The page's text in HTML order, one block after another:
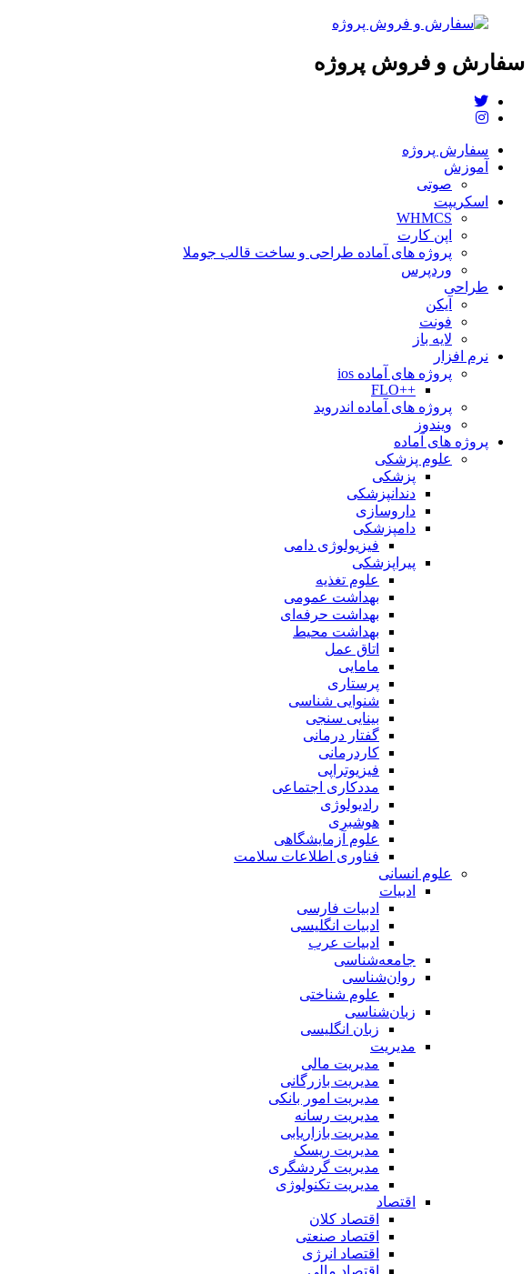
سفارش و فروش پروژه
سفارش پروژه
آموزش
صوتی
اسکریپت
WHMCS
اپن کارت
پروژه های آماده طراحی و ساخت قالب جوملا
وردپرس
طراحی
آیکن
فونت
لایه باز
نرم افزار
پروژه های آماده ios
++FLO
پروژه های آماده اندروید
ویندوز
پروژه های آماده
علوم پزشکی
پزشکی
دندانپزشکی
داروسازی
دامپزشکی
فیزیولوژی دامی
پیراپزشکی
علوم تغذیه
بهداشت عمومی
بهداشت حرفه‌ای
بهداشت محیط
اتاق عمل
مامایی
پرستاری
شنوایی شناسی
بینایی سنجی
گفتار درمانی
کاردرمانی
فیزیوتراپی
مددکاری اجتماعی
رادیولوژی
هوشبری
علوم آزمایشگاهی
فناوری اطلاعات سلامت
علوم انسانی
ادبیات
ادبیات فارسی
ادبیات انگلیسی
ادبیات عرب
جامعه‌شناسی
روان‌شناسی
علوم شناختی
زبان‌شناسی
زبان انگلیسی
مدیریت
مدیریت مالی
مدیریت بازرگانی
مدیریت امور بانکی
مدیریت رسانه
مدیریت بازاریابی
مدیریت ریسک
مدیریت گردشگری
مدیریت تکنولوژی
اقتصاد
اقتصاد کلان
اقتصاد صنعتی
اقتصاد انرژی
اقتصاد مالی